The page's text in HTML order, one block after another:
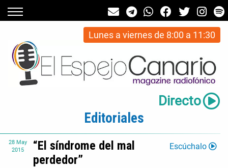
Lunes a viernes de 8:00 a 11:30
Directo
Editoriales
28 May
2015
“El síndrome del mal
perdedor”
Escúchalo